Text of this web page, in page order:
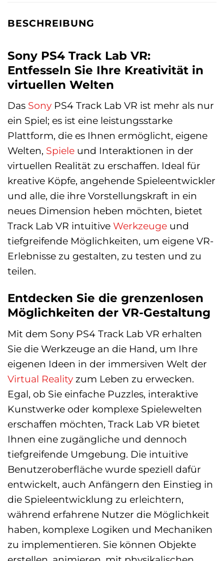
BESCHREIBUNG
Sony PS4 Track Lab VR:
Entfesseln Sie Ihre Kreativität in
virtuellen Welten
Das Sony PS4 Track Lab VR ist mehr als nur
ein Spiel; es ist eine leistungsstarke
Plattform, die es Ihnen ermöglicht, eigene
Welten, Spiele und Interaktionen in der
virtuellen Realität zu erschaffen. Ideal für
kreative Köpfe, angehende Spieleentwickler
und alle, die ihre Vorstellungskraft in ein
neues Dimension heben möchten, bietet
Track Lab VR intuitive Werkzeuge und
tiefgreifende Möglichkeiten, um eigene VR-
Erlebnisse zu gestalten, zu testen und zu
teilen.
Entdecken Sie die grenzenlosen
Möglichkeiten der VR-Gestaltung
Mit dem Sony PS4 Track Lab VR erhalten
Sie die Werkzeuge an die Hand, um Ihre
eigenen Ideen in der immersiven Welt der
Virtual Reality zum Leben zu erwecken.
Egal, ob Sie einfache Puzzles, interaktive
Kunstwerke oder komplexe Spielewelten
erschaffen möchten, Track Lab VR bietet
Ihnen eine zugängliche und dennoch
tiefgreifende Umgebung. Die intuitive
Benutzeroberfläche wurde speziell dafür
entwickelt, auch Anfängern den Einstieg in
die Spieleentwicklung zu erleichtern,
während erfahrene Nutzer die Möglichkeit
haben, komplexe Logiken und Mechaniken
zu implementieren. Sie können Objekte